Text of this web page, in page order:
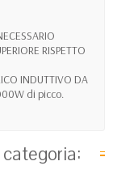
RISPETTO
INDUTTIVO DA
di picco.